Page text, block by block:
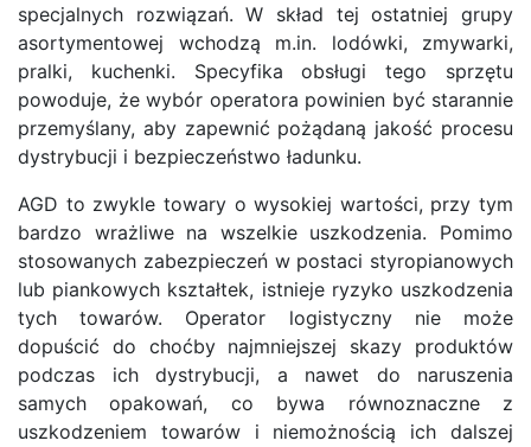
specjalnych rozwiązań. W skład tej ostatniej grupy
asortymentowej wchodzą m.in. lodówki, zmywarki,
pralki, kuchenki. Specyfika obsługi tego sprzętu
powoduje, że wybór operatora powinien być starannie
przemyślany, aby zapewnić pożądaną jakość procesu
dystrybucji i bezpieczeństwo ładunku.
AGD to zwykle towary o wysokiej wartości, przy tym
bardzo wrażliwe na wszelkie uszkodzenia. Pomimo
stosowanych zabezpieczeń w postaci styropianowych
lub piankowych kształtek, istnieje ryzyko uszkodzenia
tych towarów. Operator logistyczny nie może
dopuścić do choćby najmniejszej skazy produktów
podczas ich dystrybucji, a nawet do naruszenia
samych opakowań, co bywa równoznaczne z
uszkodzeniem towarów i niemożnością ich dalszej